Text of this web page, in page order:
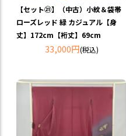
【セット㉑】（中古）小紋＆袋帯
ローズレッド 緑 カジュアル【身
丈】172cm【裄丈】69cm
33,000円(税込)